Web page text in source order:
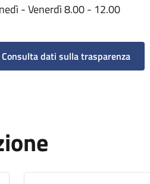
- Venerdì 8.00 - 12.00
Consulta dati sulla trasparenza